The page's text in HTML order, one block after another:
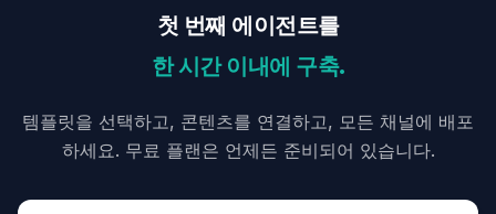
첫 번째 에이전트를
한 시간 이내에 구축.
템플릿을 선택하고, 콘텐츠를 연결하고, 모든 채널에 배포
하세요. 무료 플랜은 언제든 준비되어 있습니다.